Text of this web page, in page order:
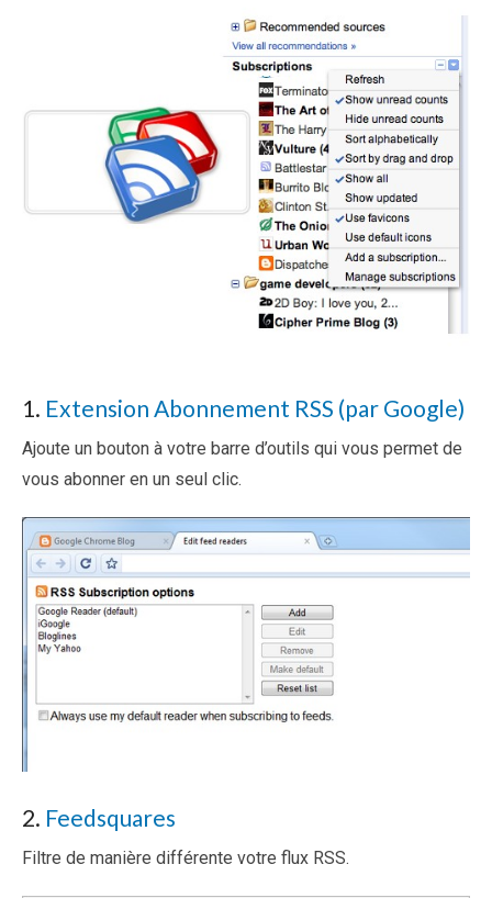
1. Extension Abonnement RSS (par Google)
Ajoute un bouton à votre barre d’outils qui vous permet de
vous abonner en un seul clic.
2. Feedsquares
Filtre de manière différente votre flux RSS.